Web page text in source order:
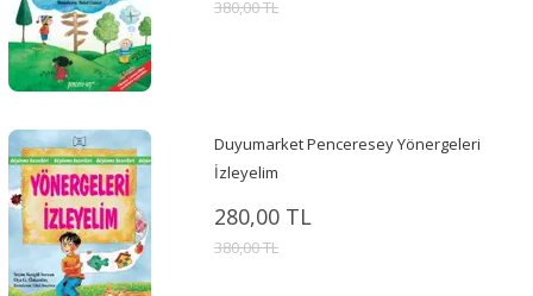
380,00 TL
Duyumarket Penceresey Yönergeleri
İzleyelim
280,00 TL
380,00 TL